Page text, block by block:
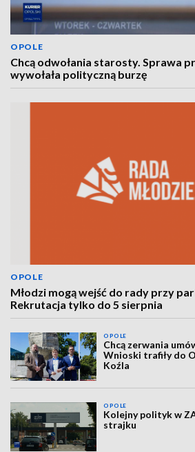
OPOLE
Chcą odwołania starosty. Sprawa
wywołała polityczną burzę
OPOLE
Młodzi mogą wejść do rady przy
Rekrutacja tylko do 5 sierpnia
OPOLE
Chcą zerwania
Wnioski trafiły do
Koźla
OPOLE
Kolejny polityk w
strajku